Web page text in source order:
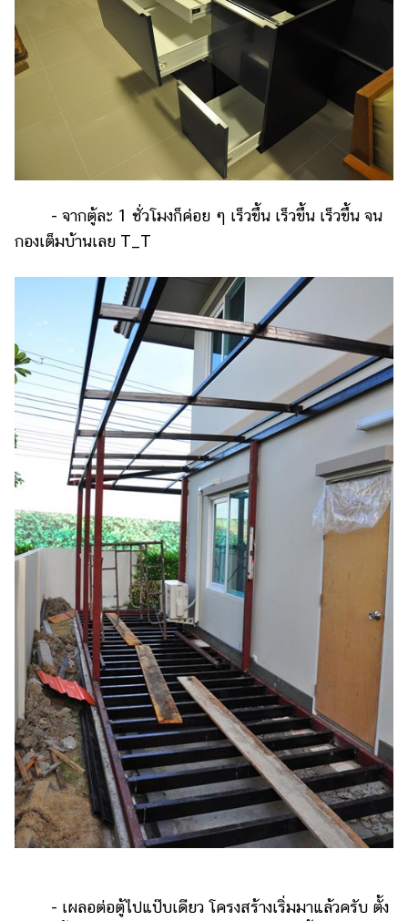
- จากตู้ละ 1 ชั่วโมงก็ค่อย ๆ เร็วขึ้น เร็วขึ้น เร็วขึ้น จน
กองเต็มบ้านเลย T_T
- เผลอต่อตู้ไปแป๊บเดียว โครงสร้างเริ่มมาแล้วครับ ตั้ง